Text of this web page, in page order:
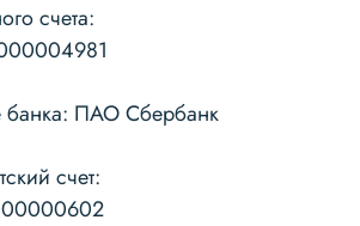
счета:
банка: ПАО Сбербанк
счет: